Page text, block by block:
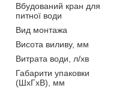
Вбудований кран для
питної води
Вид монтажа
Висота виливу, мм
Витрата води, л/хв
Габарити упаковки
(ШхГхВ), мм